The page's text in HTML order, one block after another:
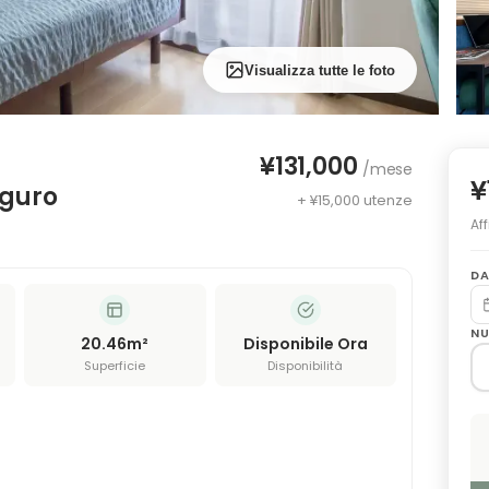
Visualizza tutte le foto
¥131,000 /mese
+ ¥15,000 utenze
20.46m²
Superficie
Disponibile Ora
Disponibilità